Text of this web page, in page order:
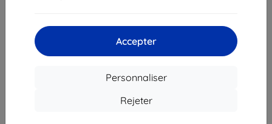
Accepter
Personnaliser
Rejeter
du total